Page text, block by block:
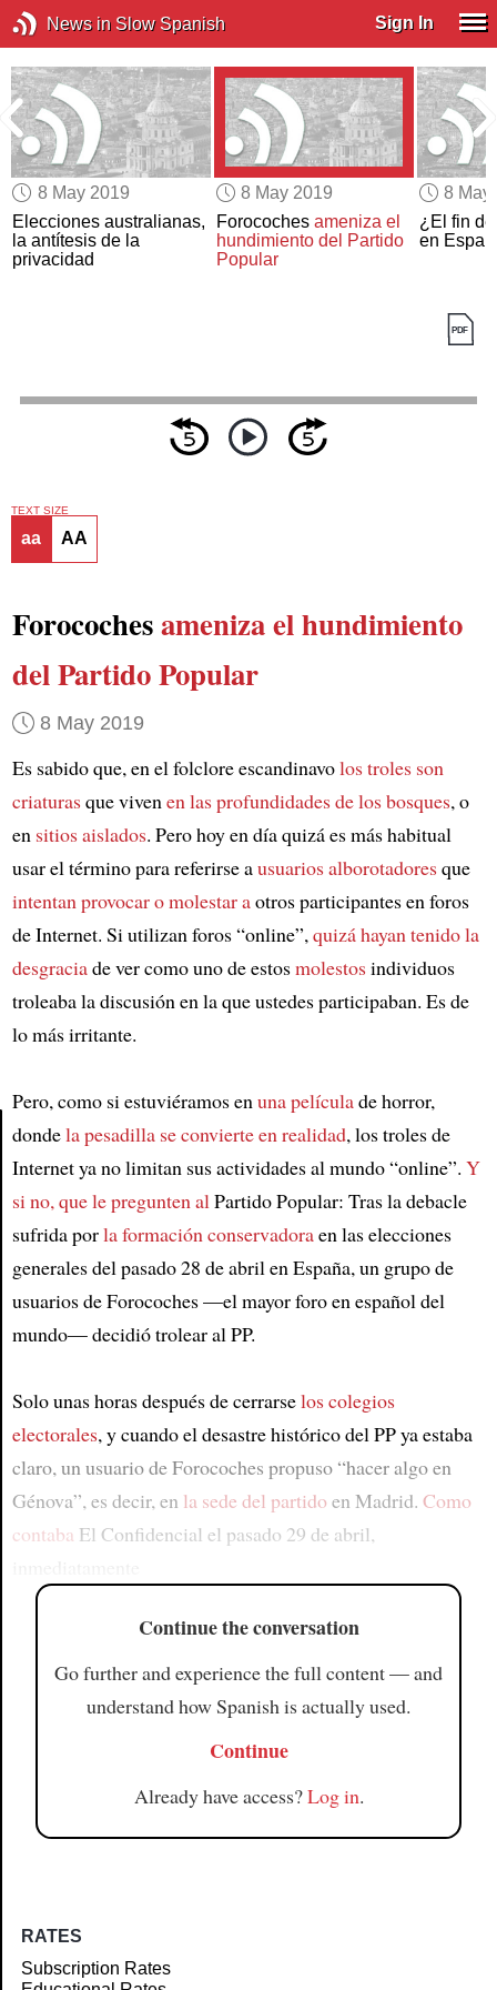
News in Slow Spanish Sign In
8 May 2019
Elecciones australianas,
la antítesis de la
privacidad
8 May 2019
Forocoches ameniza el
hundimiento del Partido
Popular
8 May
¿El fin
en
Article
TEXT SIZE
aa AA
Forocochesamenizael hundimiento
del Partido Popular
8 May 2019
Es sabido que, en el folclore escandinavolos troles son
criaturasque vivenen las profundidades de los bosques, o
en sitios aislados. Pero hoy en día quizá es más habitual
usar el término para referirse ausuarios alborotadoresque
intentan provocar o molestar aotros participantes en foros
de Internet. Si utilizan foros “online”,quizá hayan tenido la
desgraciade ver como uno de estosmolestosindividuos
troleaba la discusión en la que ustedes participaban. Es de
lo más irritante.
Pero, como si estuviéramos enuna películade horror,
dondela pesadilla se convierte en realidad, los troles de
Internet ya no limitan sus actividades al mundo “online”. Y
si no, que le pregunten alPartido Popular: Tras la debacle
sufrida porla formación conservadoraen las elecciones
generales del pasado 28 de abril en España, un grupo de
usuarios de Forocoches —el mayor foro en español del
mundo— decidió trolear al PP.
Solo unas horas después de cerrarselos colegios
electorales, y cuando el desastre histórico del PP ya estaba
claro, un usuario de Forocoches propuso “hacer algo en
Génova”, es decir, en la sede del partido en Madrid. Como
contaba El Confidencial el pasado 29 de abril,
Continue the conversation
Go further and experience the full content — and
understand how Spanish is actually used.
Continue
Already have access?Log in.
RATES
Subscription Rates